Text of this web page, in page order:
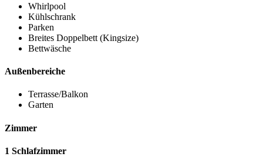
Whirlpool
Kühlschrank
Parken
Breites Doppelbett (Kingsize)
Bettwäsche
Außenbereiche
Terrasse/Balkon
Garten
Zimmer
1 Schlafzimmer